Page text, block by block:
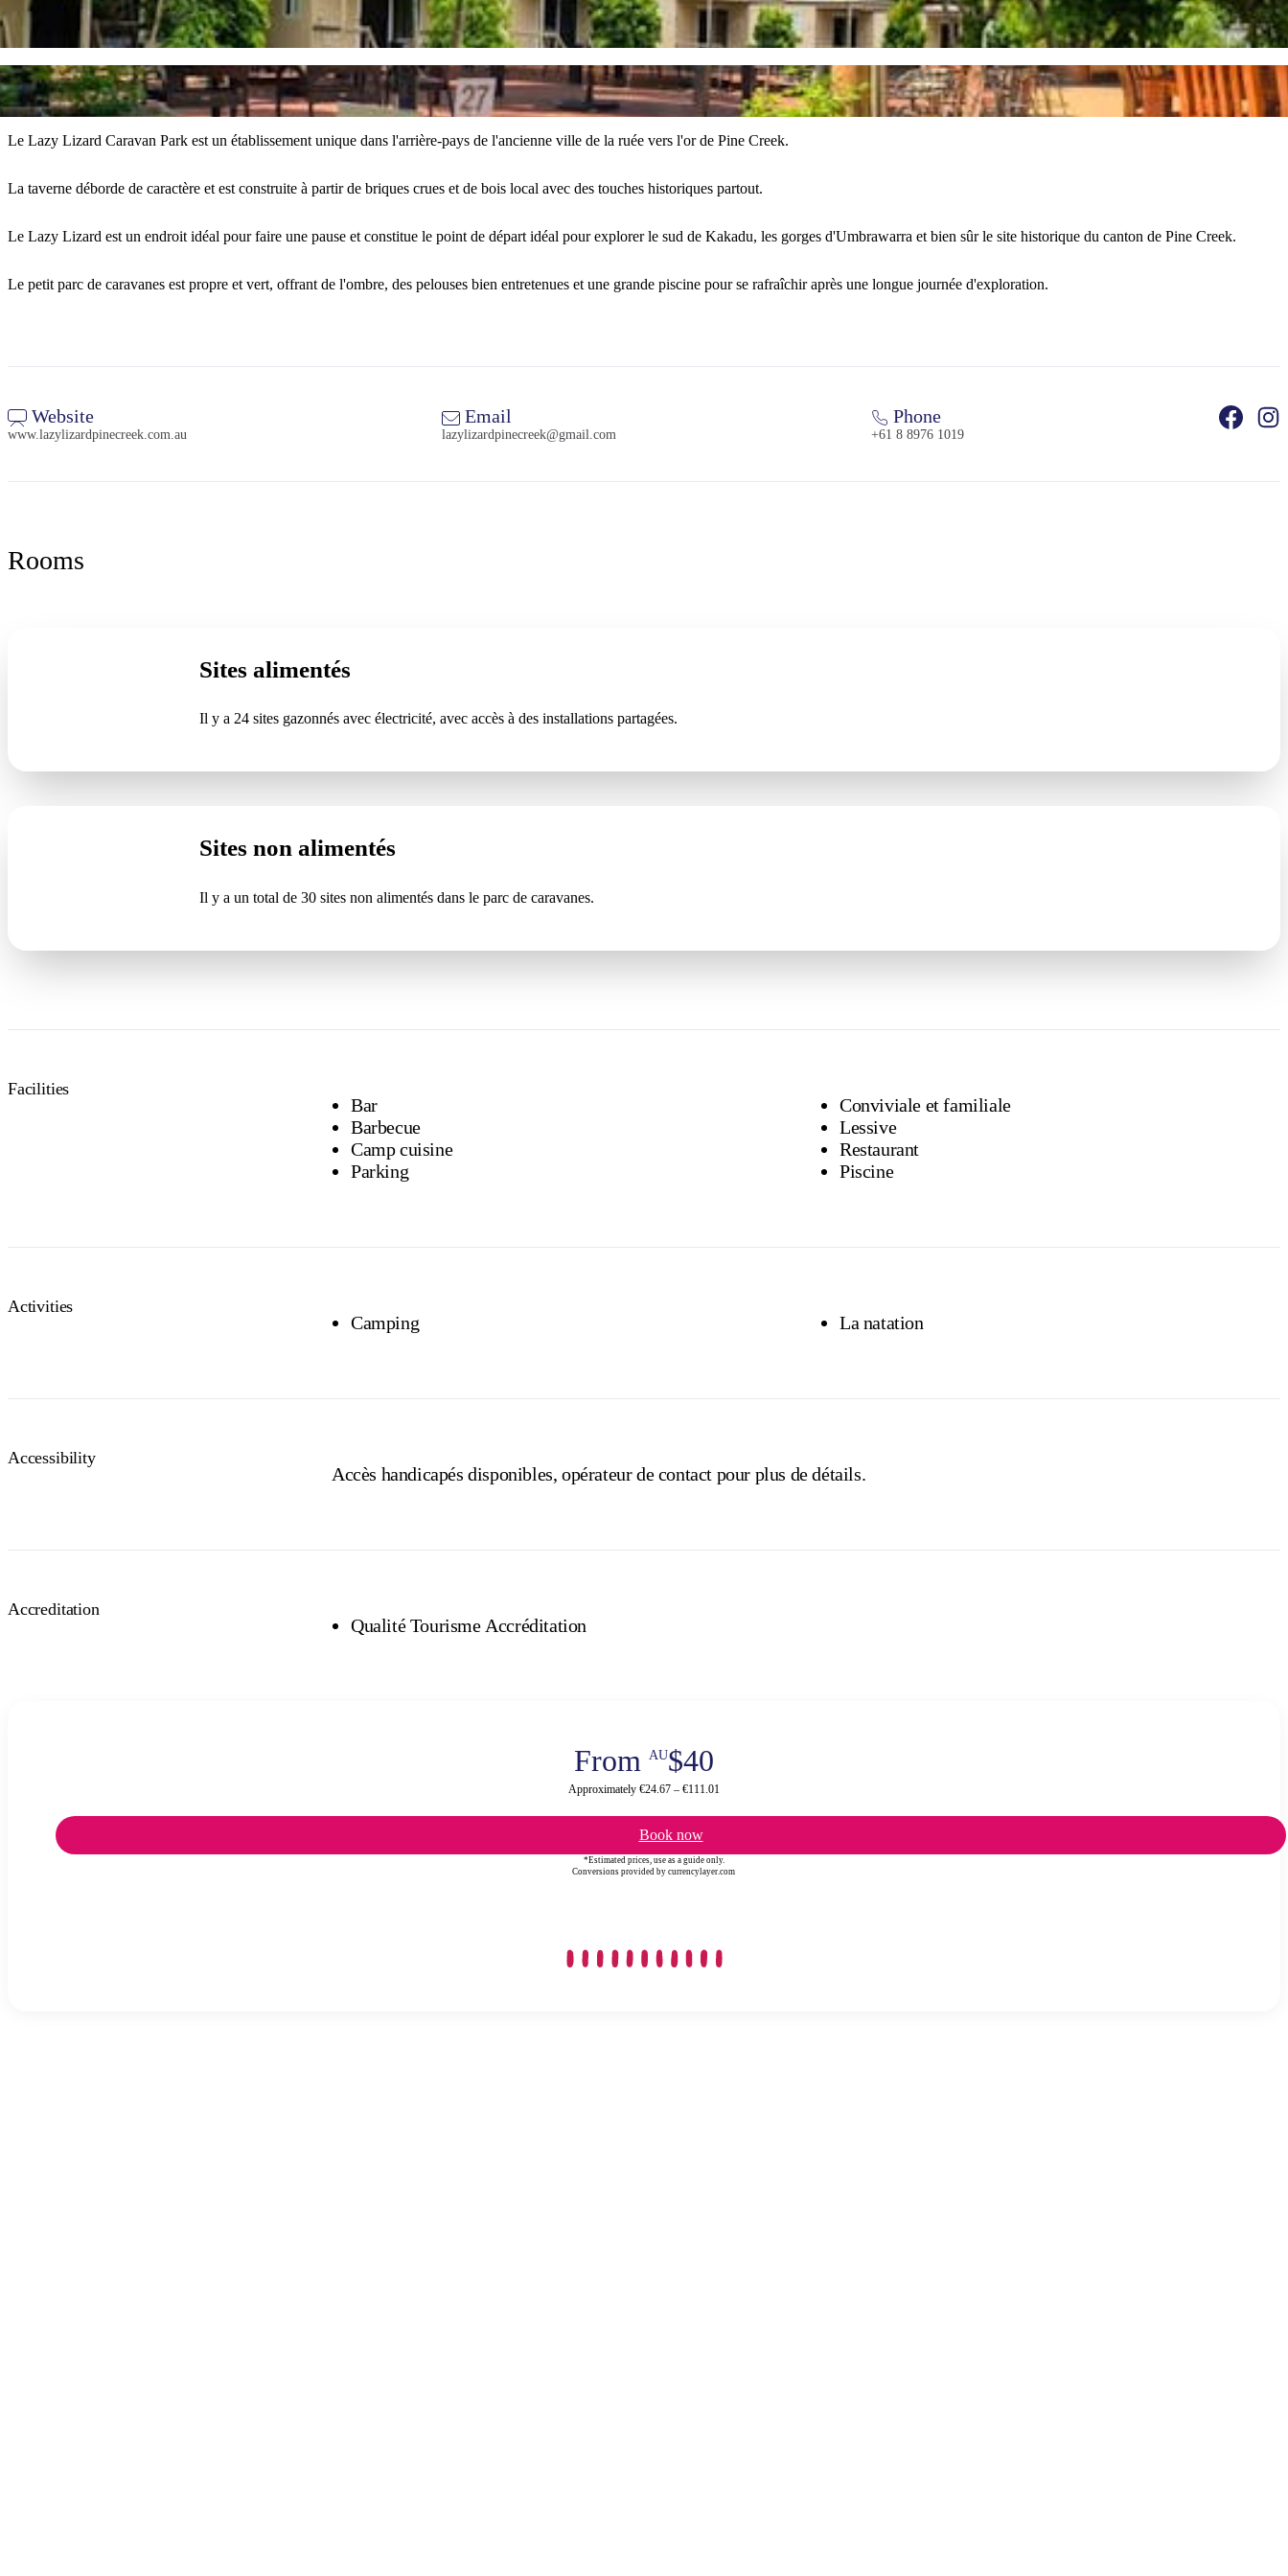
Le Lazy Lizard Caravan Park est un établissement unique dans l'arrière-pays de l'ancienne ville de la ruée vers l'or de Pine Creek.
La taverne déborde de caractère et est construite à partir de briques crues et de bois local avec des touches historiques partout.
Le Lazy Lizard est un endroit idéal pour faire une pause et constitue le point de départ idéal pour explorer le sud de Kakadu, les gorges d'Umbrawarra et bien sûr le site historique du canton de Pine Creek.
Le petit parc de caravanes est propre et vert, offrant de l'ombre, des pelouses bien entretenues et une grande piscine pour se rafraîchir après une longue journée d'exploration.
Website
www.lazylizardpinecreek.com.au
Email
lazylizardpinecreek@gmail.com
Phone
+61 8 8976 1019
Rooms
Sites alimentés
Il y a 24 sites gazonnés avec électricité, avec accès à des installations partagées.
Sites non alimentés
Il y a un total de 30 sites non alimentés dans le parc de caravanes.
Facilities
Bar
Barbecue
Camp cuisine
Parking
Conviviale et familiale
Lessive
Restaurant
Piscine
Activities
Camping La natation
Accessibility
Accès handicapés disponibles, opérateur de contact pour plus de détails.
Accreditation
Qualité Tourisme Accréditation
From AU$40
Approximately €24.67 – €111.01
Book now
*Estimated prices, use as a guide only.
Conversions provided by currencylayer.com